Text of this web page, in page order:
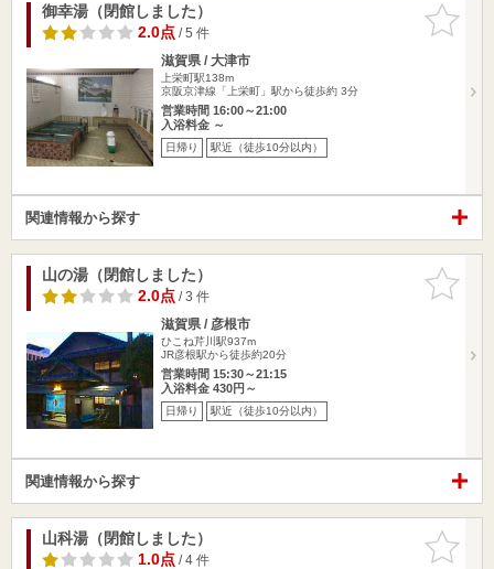
お気に入
りに追加
御幸湯（閉館しました）
2.0点/ 5 件
滋賀県 / 大津市
上栄町駅138m
京阪京津線「上栄町」駅から徒歩約 3分
営業時間 16:00～21:00
入浴料金 ～
日帰り 駅近（徒歩10分以内）
関連情報から探す
お気に入
りに追加
山の湯（閉館しました）
2.0点/ 3 件
滋賀県 / 彦根市
ひこね芹川駅937m
JR彦根駅から徒歩約20分
営業時間 15:30～21:15
入浴料金 430円～
日帰り 駅近（徒歩10分以内）
関連情報から探す
お気に入
りに追加
山科湯（閉館しました）
1.0点/ 4 件